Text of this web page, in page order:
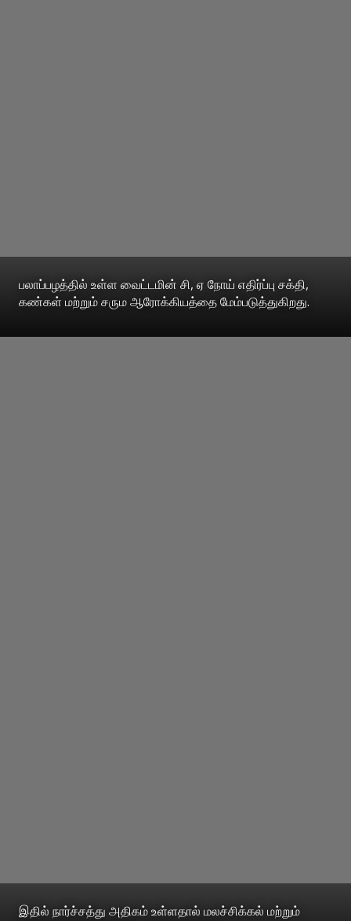
பலாப்பழத்தில் உள்ள வைட்டமின் சி, ஏ நோய் எதிர்ப்பு சக்தி,
கண்கள் மற்றும் சரும ஆரோக்கியத்தை மேம்படுத்துகிறது.
இதில் நார்ச்சத்து அதிகம் உள்ளதால் மலச்சிக்கல் மற்றும்